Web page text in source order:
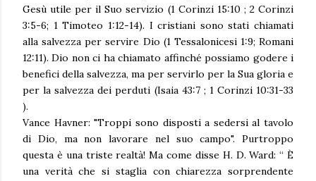
Gesù utile per il Suo servizio (1 Corinzi 15:10 ; 2 Corinzi
3:5-6; 1 Timoteo 1:12-14). I cristiani sono stati chiamati
alla salvezza per servire Dio (1 Tessalonicesi 1:9; Romani
12:11). Dio non ci ha chiamato affinché possiamo godere i
benefici della salvezza, ma per servirlo per la Sua gloria e
per la salvezza dei perduti (Isaia 43:7 ; 1 Corinzi 10:31-33
).
Vance Havner: "Troppi sono disposti a sedersi al tavolo
di Dio, ma non lavorare nel suo campo". Purtroppo
questa è una triste realtà! Ma come disse H. D. Ward: “ È
una verità che si staglia con chiarezza sorprendente